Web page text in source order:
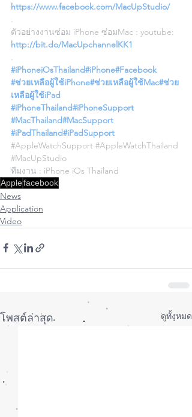
https://www.facebook.com/MacUpStudio/
.
ตัวอย่างงานซ่อม iPhone ซ่อมMac : youtube:
http://bit.do/MacUpchannelKK1
.
#iPhoneiOsThailand#iPhone#Facebook
#ช่วยเหลือผู้ใช้iPhone#ช่วยเหลือผู้ใช้Mac#ช่วย
เหลือผู้ใช้iPad
#iPhoneThailand#iPhoneSupport
#MacThailand#MacSupport
#iPadThailand#iPadSupport
#AppleWatchSupport #AppleWatchThailand
#MacUpStudio
ทีมงาน : iPhone iOs Thailand
Applefacebook
News
Application
Video
โพสต์ล่าสุด ดูทั้งหมด